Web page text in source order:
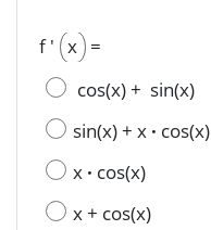
f ' x =
cos(x)+ sin(x)
sin(x)+ x · cos(x)
x · cos(x)
x+ cos(x)